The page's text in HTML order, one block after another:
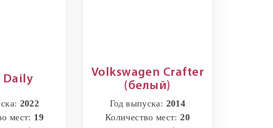
Daily
2022
мест: 19
Volkswagen Crafter
(белый)
Год выпуска: 2014
Количество мест:20